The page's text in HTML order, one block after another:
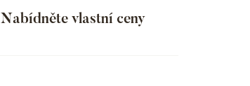
Nabídněte vlastní ceny